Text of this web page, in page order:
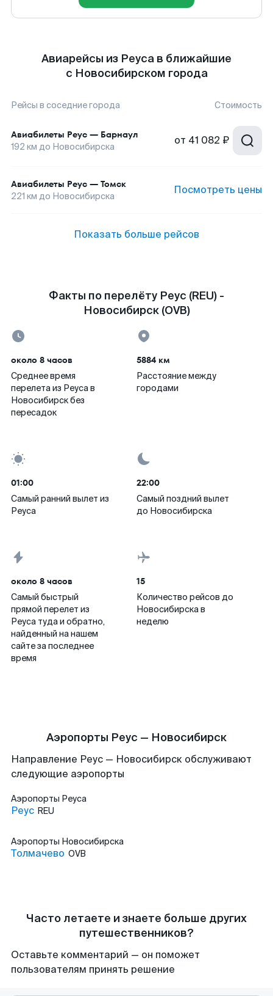
Авиарейсы из Реуса в ближайшие
с Новосибирском города
Рейсы в соседние города Стоимость
Авиабилеты Реус — Барнаул
192 км до Новосибирска от 41 082 ₽
Авиабилеты Реус — Томск
221 км до Новосибирска Посмотреть цены
Показать больше рейсов
Факты по перелёту Реус (REU) -
Новосибирск (OVB)
около 8 часов
Среднее время
перелета из Реуса в
Новосибирск без
пересадок
5884 км
Расстояние между
городами
01:00
Самый ранний вылет из
Реуса
22:00
Самый поздний вылет
до Новосибирска
около 8 часов
Самый быстрый
прямой перелет из
Реуса туда и обратно,
найденный на нашем
сайте за последнее
время
15
Количество рейсов до
Новосибирска в
неделю
Аэропорты Реус — Новосибирск
Направление Реус — Новосибирск обслуживают
следующие аэропорты
Аэропорты Реуса
Реус REU
Аэропорты Новосибирска
Толмачево OVB
Часто летаете и знаете больше других
путешественников?
Оставьте комментарий — он поможет
пользователям принять решение